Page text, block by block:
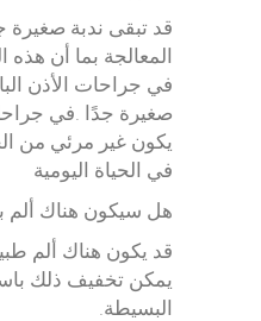
قد تبقى ندبة صغيرة
المعالجة بما أن هذه
في جراحات الأذن
صغيرة جدًا .في
يكون غير مرئي من
في الحياة اليومية
هل سيكون هناك ألم
قد يكون هناك ألم
يمكن تخفيف ذلك
البسيطة.